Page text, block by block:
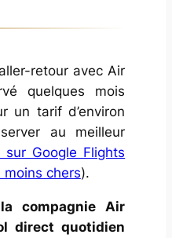
retour avec Air
quelques mois
un tarif d’environ
au meilleur
Google Flights
chers).
la compagnie Air
direct quotidien